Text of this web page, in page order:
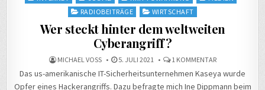
RADIOBEITRÄGE
WIRTSCHAFT
Wer steckt hinter dem weltweiten
Cyberangriff?
MICHAEL VOSS 5. JULI 2021 1 KOMMENTARZU
STECKT
DEM
Das us-amerikanische IT-Sicherheitsunternehmen Kaseya wurde
Opfer eines Hackerangriffs. Dazu befragte mich Ine Dippmann beim